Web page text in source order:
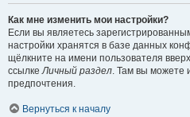
Как мне изменить мои настройки?
Если вы являетесь
настройки хранятся в базе данных
щёлкните на имени пользователя
ссылкеЛичный раздел. Там вы можете
предпочтения.
Вернуться к началу